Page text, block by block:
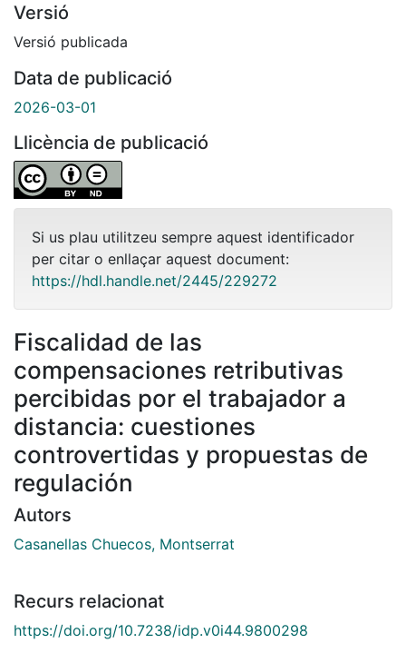
Versió
Versió publicada
Data de publicació
2026-03-01
Llicència de publicació
Si us plau utilitzeu sempre aquest identificador
per citar o enllaçar aquest document:
https://hdl.handle.net/2445/229272
Fiscalidad de las
compensaciones retributivas
percibidas por el trabajador a
distancia: cuestiones
controvertidas y propuestas de
regulación
Autors
Casanellas Chuecos, Montserrat
Recurs relacionat
https://doi.org/10.7238/idp.v0i44.9800298